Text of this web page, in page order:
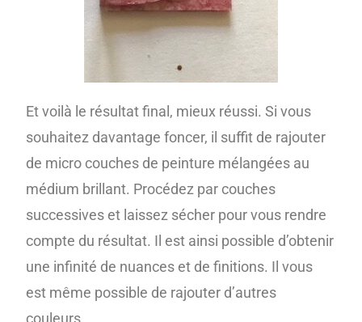
Et voilà le résultat final, mieux réussi. Si vous
souhaitez davantage foncer, il suffit de rajouter
de micro couches de peinture mélangées au
médium brillant. Procédez par couches
successives et laissez sécher pour vous rendre
compte du résultat. Il est ainsi possible d’obtenir
une infinité de nuances et de finitions. Il vous
est même possible de rajouter d’autres
couleurs.